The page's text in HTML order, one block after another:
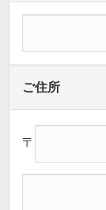
ご住所
〒